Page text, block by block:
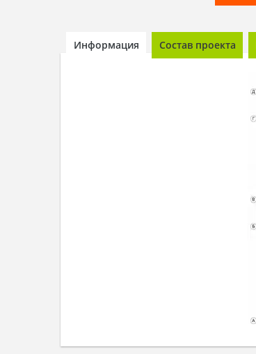
Информация Состав проекта